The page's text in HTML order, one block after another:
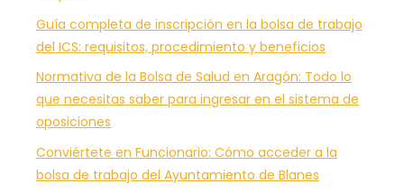
Guía completa de inscripción en la bolsa de trabajo
del ICS: requisitos, procedimiento y beneficios
Normativa de la Bolsa de Salud en Aragón: Todo lo
que necesitas saber para ingresar en el sistema de
oposiciones
Conviértete en Funcionario: Cómo acceder a la
bolsa de trabajo del Ayuntamiento de Blanes